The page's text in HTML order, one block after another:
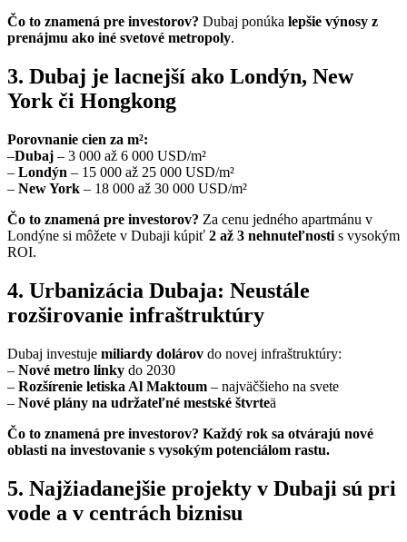
Čo to znamená pre investorov? Dubaj ponúka lepšie výnosy z
prenájmu ako iné svetové metropoly.
3. Dubaj je lacnejší ako Londýn, New
York či Hongkong
Porovnanie cien za m²:
–Dubaj – 3 000 až 6 000 USD/m²
– Londýn – 15 000 až 25 000 USD/m²
– New York – 18 000 až 30 000 USD/m²
Čo to znamená pre investorov? Za cenu jedného apartmánu v
Londýne si môžete v Dubaji kúpiť 2 až 3 nehnuteľnosti s vysokým
ROI.
4. Urbanizácia Dubaja: Neustále
rozširovanie infraštruktúry
Dubaj investuje miliardy dolárov do novej infraštruktúry:
– Nové metro linky do 2030
– Rozšírenie letiska Al Maktoum – najväčšieho na svete
– Nové plány na udržateľné mestské štvrteä
Čo to znamená pre investorov? Každý rok sa otvárajú nové
oblasti na investovanie s vysokým potenciálom rastu.
5. Najžiadanejšie projekty v Dubaji sú pri
vode a v centrách biznisu